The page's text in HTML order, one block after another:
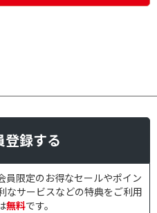
登録する
員限定のお得なセールやポイン
なサービスなどの特典をご利用
無料です。